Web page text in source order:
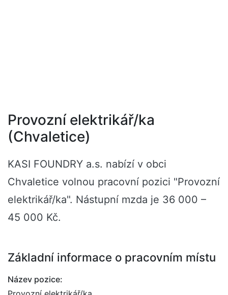
Provozní elektrikář/ka
(Chvaletice)
KASI FOUNDRY a.s. nabízí v obci
Chvaletice volnou pracovní pozici "Provozní
elektrikář/ka". Nástupní mzda je 36 000 –
45 000 Kč.
Základní informace o pracovním místu
Název pozice: